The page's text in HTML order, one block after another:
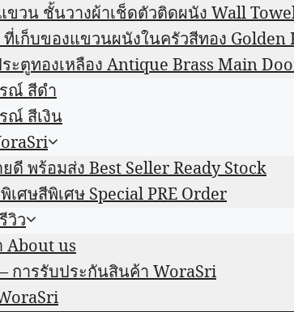
ขวน ชั้นวางผ้าเช็ดตัวติดผนัง Wall
ที่เก็บของแขวนผนังในครัวสีทอง
ะตูทองเหลือง Antique Brass Main
ณ์ สีดำ
ณ์ สีเงิน
ดี พร้อมส่ง Best Seller Ready Stock
เศษสีพิเศษ Special PRE Order
วิว
About us
การรับประกันสินค้า WoraSri